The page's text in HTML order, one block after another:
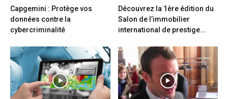
Capgemini : Protège vos
données contre la
cybercriminalité
Découvrez la 1ère édition du
Salon de l’immobilier
international de prestige...